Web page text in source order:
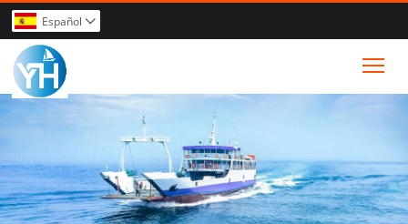
Español 